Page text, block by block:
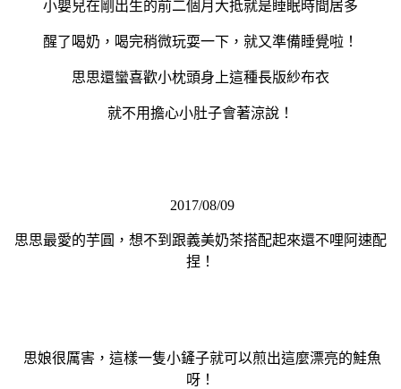
小嬰兒在剛出生的前二個月大抵就是睡眠時間居多
醒了喝奶，喝完稍微玩耍一下，就又準備睡覺啦！
思思還蠻喜歡小枕頭身上這種長版紗布衣
就不用擔心小肚子會著涼說！
2017/08/09
思思最愛的芋圓，想不到跟義美奶茶搭配起來還不哩阿速配
捏！
思娘很厲害，這樣一隻小鏟子就可以煎出這麼漂亮的鮭魚
呀！